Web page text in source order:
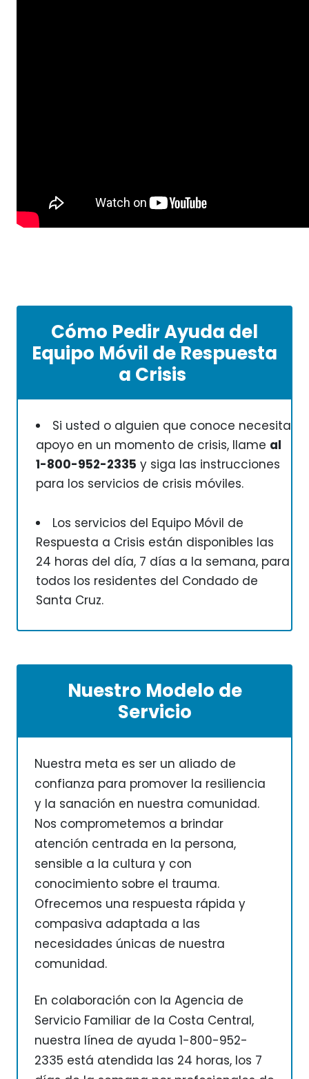
Cómo Pedir Ayuda del
Equipo Móvil de Respuesta
a Crisis
Si usted o alguien que conoce necesita
apoyo en un momento de crisis, llame al
1-800-952-2335 y siga las instrucciones
para los servicios de crisis móviles.
Los servicios del Equipo Móvil de
Respuesta a Crisis están disponibles las
24 horas del día, 7 días a la semana, para
todos los residentes del Condado de
Santa Cruz.
Nuestro Modelo de
Servicio
Nuestra meta es ser un aliado de
confianza para promover la resiliencia
y la sanación en nuestra comunidad.
Nos comprometemos a brindar
atención centrada en la persona,
sensible a la cultura y con
conocimiento sobre el trauma.
Ofrecemos una respuesta rápida y
compasiva adaptada a las
necesidades únicas de nuestra
comunidad.
En colaboración con la Agencia de
Servicio Familiar de la Costa Central,
nuestra línea de ayuda 1-800-952-
2335 está atendida las 24 horas, los 7